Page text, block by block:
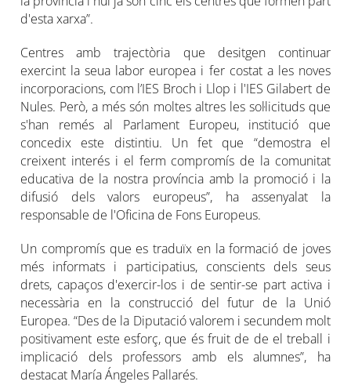
d'esta xarxa”.
Centres amb trajectòria que desitgen continuar
exercint la seua labor europea i fer costat a les noves
incorporacions, com l’IES Broch i Llop i l'IES Gilabert de
Nules. Però, a més són moltes altres les sol·licituds que
s'han remés al Parlament Europeu, institució que
concedix este distintiu. Un fet que “demostra el
creixent interés i el ferm compromís de la comunitat
educativa de la nostra província amb la promoció i la
difusió dels valors europeus”, ha assenyalat la
responsable de l'Oficina de Fons Europeus.
Un compromís que es traduïx en la formació de joves
més informats i participatius, conscients dels seus
drets, capaços d'exercir-los i de sentir-se part activa i
necessària en la construcció del futur de la Unió
Europea. “Des de la Diputació valorem i secundem molt
positivament este esforç, que és fruit de de el treball i
implicació dels professors amb els alumnes”, ha
destacat María Ángeles Pallarés.